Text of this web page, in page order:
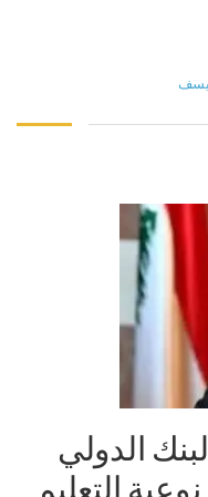
الدولي
التعليم